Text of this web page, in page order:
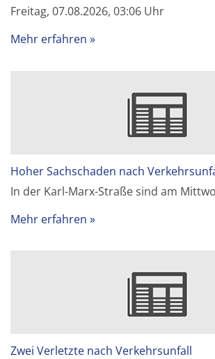
Freitag, 07.08.2026, 03:06 Uhr
Mehr erfahren
Hoher Sachschaden nach
In der Karl-Marx-Straße sind am
Mehr erfahren
Zwei Verletzte nach Verkehrsunfall